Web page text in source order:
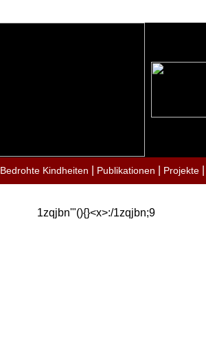
Bedrohte Kindheiten Publikationen Projekte
1zqjbn'"(){}<x>:/1zqjbn;9